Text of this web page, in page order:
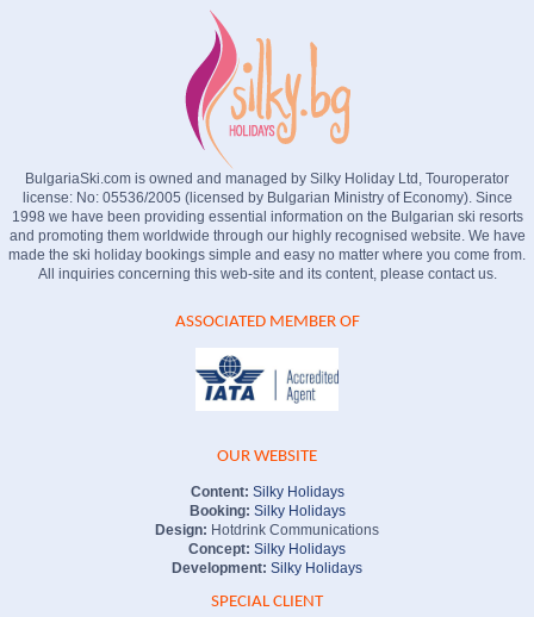
BulgariaSki.com is owned and managed by Silky Holiday Ltd, Touroperator
license: No: 05536/2005 (licensed by Bulgarian Ministry of Economy). Since
1998 we have been providing essential information on the Bulgarian ski resorts
and promoting them worldwide through our highly recognised website. We have
made the ski holiday bookings simple and easy no matter where you come from.
All inquiries concerning this web-site and its content, please contact us.
ASSOCIATED MEMBER OF
OUR WEBSITE
Content: Silky Holidays
Booking: Silky Holidays
Design: Hotdrink Communications
Concept: Silky Holidays
Development: Silky Holidays
SPECIAL CLIENT